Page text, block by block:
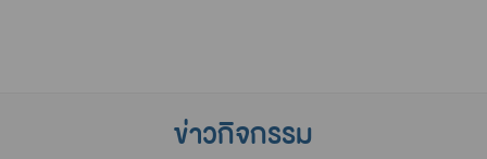
ข่าวกิจกรรม